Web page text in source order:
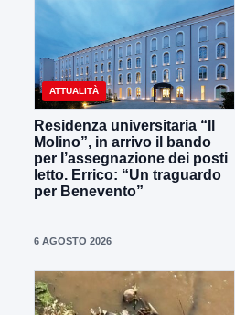
ATTUALITÀ
Residenza universitaria “Il
Molino”, in arrivo il bando
per l’assegnazione dei posti
letto. Errico: “Un traguardo
per Benevento”
6 AGOSTO 2026